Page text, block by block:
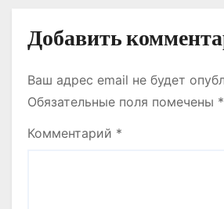
Добавить
Ваш адрес email не будет
Обязательные поля помечены *
Комментарий *